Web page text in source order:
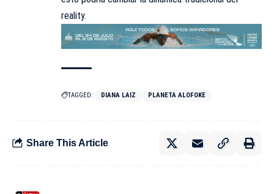
reality.
TAGGED: DIANA LAIZ PLANETA ALOFOKE
Share This Article